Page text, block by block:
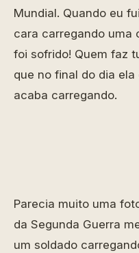
Mundial. Quando eu
cara carregando uma
foi sofrido! Quem faz
que no final do dia
acaba carregando.
Parecia muito uma
da Segunda Guerra
um soldado